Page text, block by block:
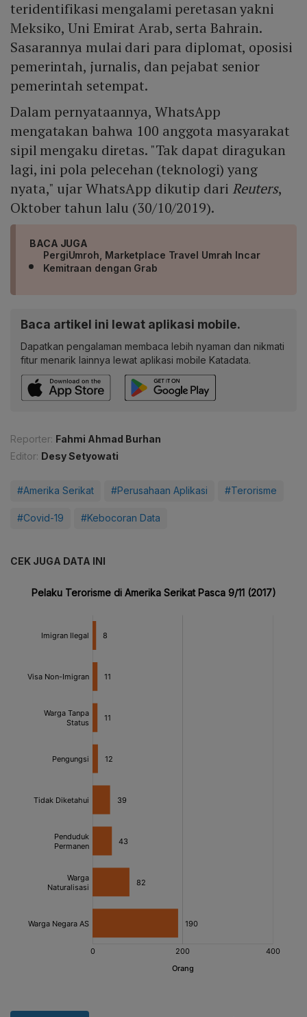
teridentifikasi mengalami peretasan yakni
Meksiko, Uni Emirat Arab, serta Bahrain.
Sasarannya mulai dari para diplomat, oposisi
pemerintah, jurnalis, dan pejabat senior
pemerintah setempat.
Dalam pernyataannya, WhatsApp
mengatakan bahwa 100 anggota masyarakat
sipil mengaku diretas. "Tak dapat diragukan
lagi, ini pola pelecehan (teknologi) yang
nyata," ujar WhatsApp dikutip dari Reuters,
Oktober tahun lalu (30/10/2019).
BACA JUGA
PergiUmroh, Marketplace Travel Umrah Incar
Kemitraan dengan Grab
Baca artikel ini lewat aplikasi mobile.
Dapatkan pengalaman membaca lebih nyaman dan nikmati
fitur menarik lainnya lewat aplikasi mobile Katadata.
Reporter: Fahmi Ahmad Burhan
Editor: Desy Setyowati
#Amerika Serikat #Perusahaan Aplikasi #Terorisme
#Covid-19 #Kebocoran Data
CEK JUGA DATA INI